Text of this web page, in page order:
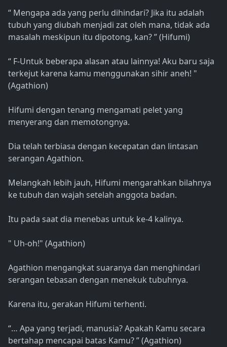
“ Mengapa ada yang perlu dihindari? Jika itu adalah
tubuh yang diubah menjadi zat oleh mana, tidak ada
masalah meskipun itu dipotong, kan? ” (Hifumi)
“ F-Untuk beberapa alasan atau lainnya! Aku baru saja
terkejut karena kamu menggunakan sihir aneh! "
(Agathion)
Hifumi dengan tenang mengamati pelet yang
menyerang dan memotongnya.
Dia telah terbiasa dengan kecepatan dan lintasan
serangan Agathion.
Melangkah lebih jauh, Hifumi mengarahkan bilahnya
ke tubuh dan wajah setelah anggota badan.
Itu pada saat dia menebas untuk ke-4 kalinya.
" Uh-oh!" (Agathion)
Agathion mengangkat suaranya dan menghindari
serangan tebasan dengan menekuk tubuhnya.
Karena itu, gerakan Hifumi terhenti.
“… Apa yang terjadi, manusia? Apakah Kamu secara
bertahap mencapai batas Kamu? ” (Agathion)